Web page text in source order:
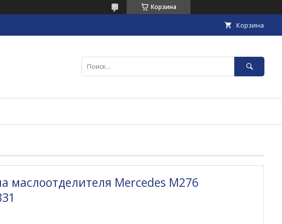
Корзина
Корзина
маслоотделителя Mercedes M276